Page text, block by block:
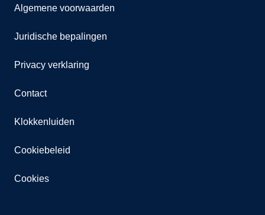
Algemene voorwaarden
Juridische bepalingen
Privacy verklaring
Contact
Klokkenluiden
Cookiebeleid
Cookies